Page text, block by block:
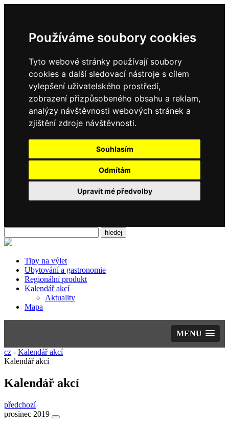
Používáme soubory cookies
Tyto webové stránky používají soubory
cookies a další sledovací nástroje s cílem
vylepšení uživatelského prostředí,
zobrazení přizpůsobeného obsahu a reklam,
analýzy návštěvnosti webových stránek a
zjištění zdroje návštěvnosti.
Souhlasím
Odmítám
Upravit mé předvolby
Tipy na výlet
Ubytování a gastronomie
Regionální produkt
Kalendář akcí
Aktuality
Mapa
MENU
cz - Kalendář akcí
Kalendář akcí
Kalendář akcí
předchozí
prosinec 2019